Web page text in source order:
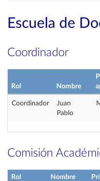
Escuela de
Coordinador
Rol Nombre
Coordinador
Juan
Pablo
Comisión
Rol Nombre